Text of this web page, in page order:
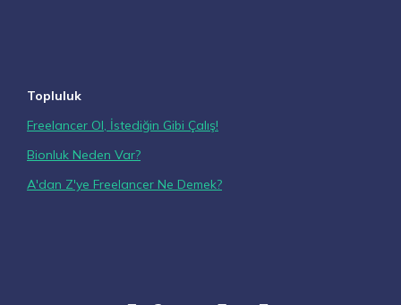
Topluluk
Freelancer Ol, İstediğin Gibi Çalış!
Bionluk Neden Var?
A'dan Z'ye Freelancer Ne Demek?